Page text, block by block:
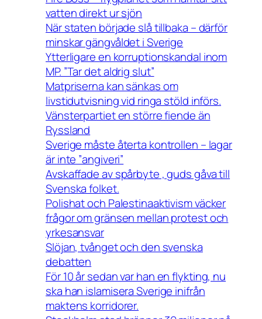
vatten direkt ur sjön
När staten började slå tillbaka – därför
minskar gängvåldet i Sverige
Ytterligare en korruptionskandal inom
MP. ”Tar det aldrig slut”
Matpriserna kan sänkas om
livstidutvisning vid ringa stöld införs.
Vänsterpartiet en större fiende än
Ryssland
Sverige måste återta kontrollen – lagar
är inte ”angiveri”
Avskaffade av spårbyte , guds gåva till
Svenska folket.
Polishat och Palestinaaktivism väcker
frågor om gränsen mellan protest och
yrkesansvar
Slöjan, tvånget och den svenska
debatten
För 10 år sedan var han en flykting, nu
ska han islamisera Sverige inifrån
maktens korridorer.